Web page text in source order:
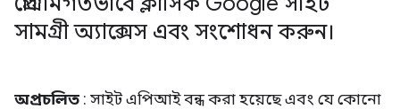
সামগ্রী অ্যাক্সেস এবং সংশোধন করুন।
অপ্রচলিত : সাইট এপিআই বন্ধ করা হয়েছে এবং যে কোনো